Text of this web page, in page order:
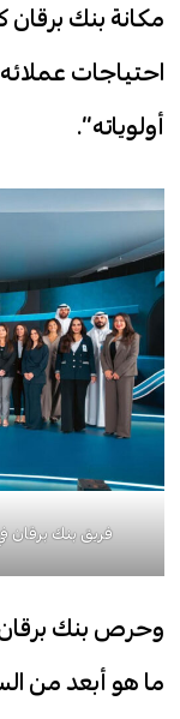
مكانة بنك
احتياجات
أولوياته”.
فريق بنك برقان
وحرص بنك برقان
ما هو أبعد من